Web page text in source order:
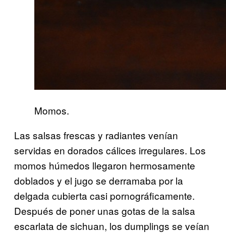
Momos.
Las salsas frescas y radiantes venían
servidas en dorados cálices irregulares. Los
momos húmedos llegaron hermosamente
doblados y el jugo se derramaba por la
delgada cubierta casi pornográficamente.
Después de poner unas gotas de la salsa
escarlata de sichuan, los dumplings se veían